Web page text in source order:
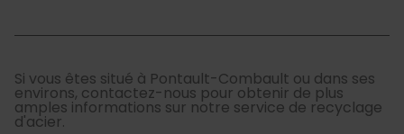
Si vous êtes situé à Pontault-Combault ou dans ses
environs, contactez-nous pour obtenir de plus
amples informations sur notre service de recyclage
d'acier.